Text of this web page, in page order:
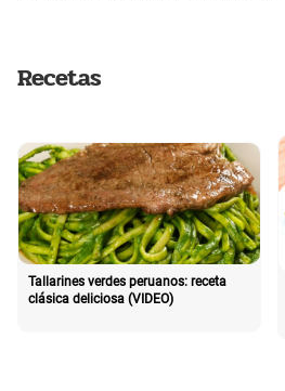
Recetas
Tallarines verdes peruanos: receta
clásica deliciosa (VIDEO)